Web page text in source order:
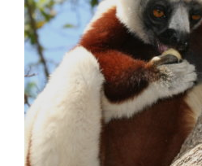
Une école malgache